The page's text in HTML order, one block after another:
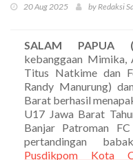
20 Aug 2025 by Redaksi
SALAM PAPUA
kebanggaan Mimika,
Titus Natkime dan
Randy Manurung)
Barat berhasil
U17 Jawa Barat
Banjar Patroman
pertandingan
Pusdikpom Kota